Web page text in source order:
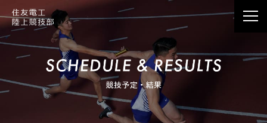
応援メッセージは、Webサイト情報で公開させて